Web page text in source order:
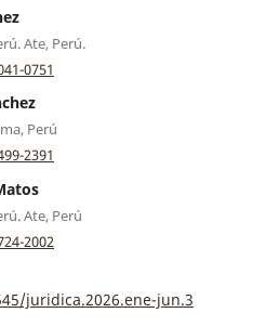
Ate, Perú.
0751
Perú
2391
Ate, Perú
2002
juridica.2026.ene-jun.3